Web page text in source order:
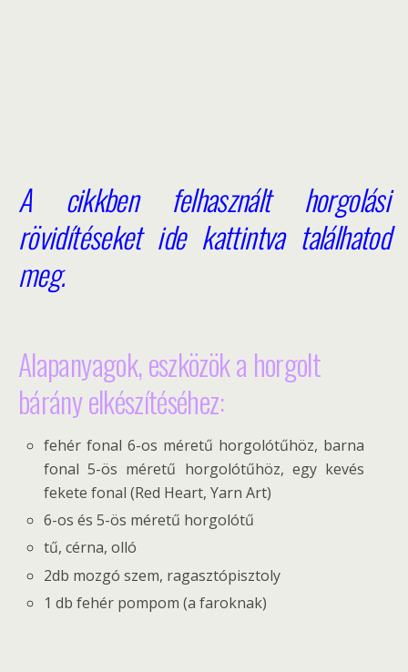
A cikkben felhasznált horgolási
rövidítéseket ide kattintva találhatod
meg.
Alapanyagok, eszközök a horgolt
bárány elkészítéséhez:
fehér fonal 6-os méretű horgolótűhöz, barna
fonal 5-ös méretű horgolótűhöz, egy kevés
fekete fonal (Red Heart, Yarn Art)
6-os és 5-ös méretű horgolótű
tű, cérna, olló
2db mozgó szem, ragasztópisztoly
1 db fehér pompom (a faroknak)